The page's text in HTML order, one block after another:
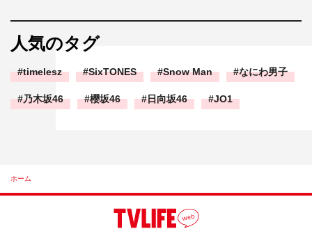
人気のタグ
timelesz SixTONES Snow Man なにわ男子
乃木坂46 櫻坂46 日向坂46 JO1
ホーム